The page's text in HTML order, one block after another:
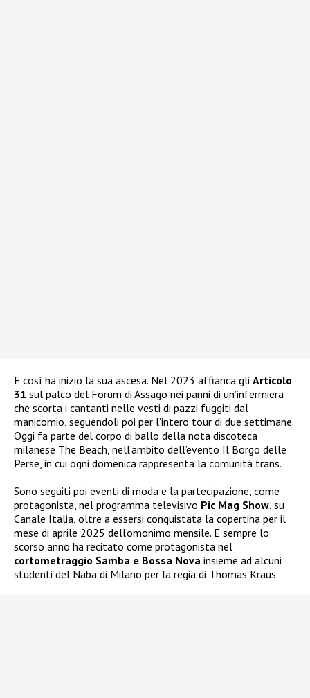
E così ha inizio la sua ascesa. Nel 2023 affianca gli Articolo
31 sul palco del Forum di Assago nei panni di un’infermiera
che scorta i cantanti nelle vesti di pazzi fuggiti dal
manicomio, seguendoli poi per l’intero tour di due settimane.
Oggi fa parte del corpo di ballo della nota discoteca
milanese The Beach, nell’ambito dell’evento Il Borgo delle
Perse, in cui ogni domenica rappresenta la comunità trans.
Sono seguiti poi eventi di moda e la partecipazione, come
protagonista, nel programma televisivo Pic Mag Show , su
Canale Italia, oltre a essersi conquistata la copertina per il
mese di aprile 2025 dell’omonimo mensile. E sempre lo
scorso anno ha recitato come protagonista nel
cortometraggio Samba e Bossa Nova insieme ad alcuni
studenti del Naba di Milano per la regia di Thomas Kraus.